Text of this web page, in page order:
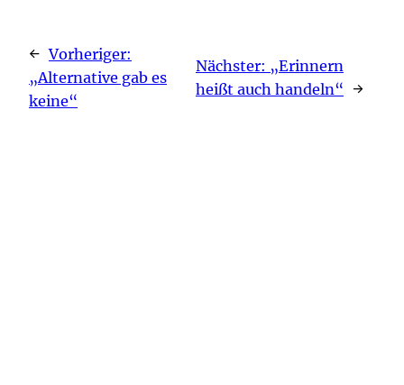
← Vorheriger:
„Alternative gab es
keine“
Nächster: „Erinnern
heißt auch handeln“ →